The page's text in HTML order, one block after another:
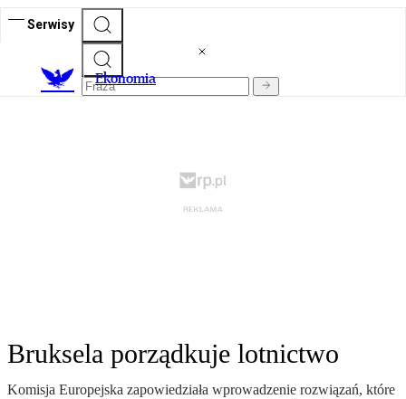
Serwisy
Ekonomia
Bruksela porządkuje lotnictwo
Komisja Europejska zapowiedziała wprowadzenie rozwiązań, które